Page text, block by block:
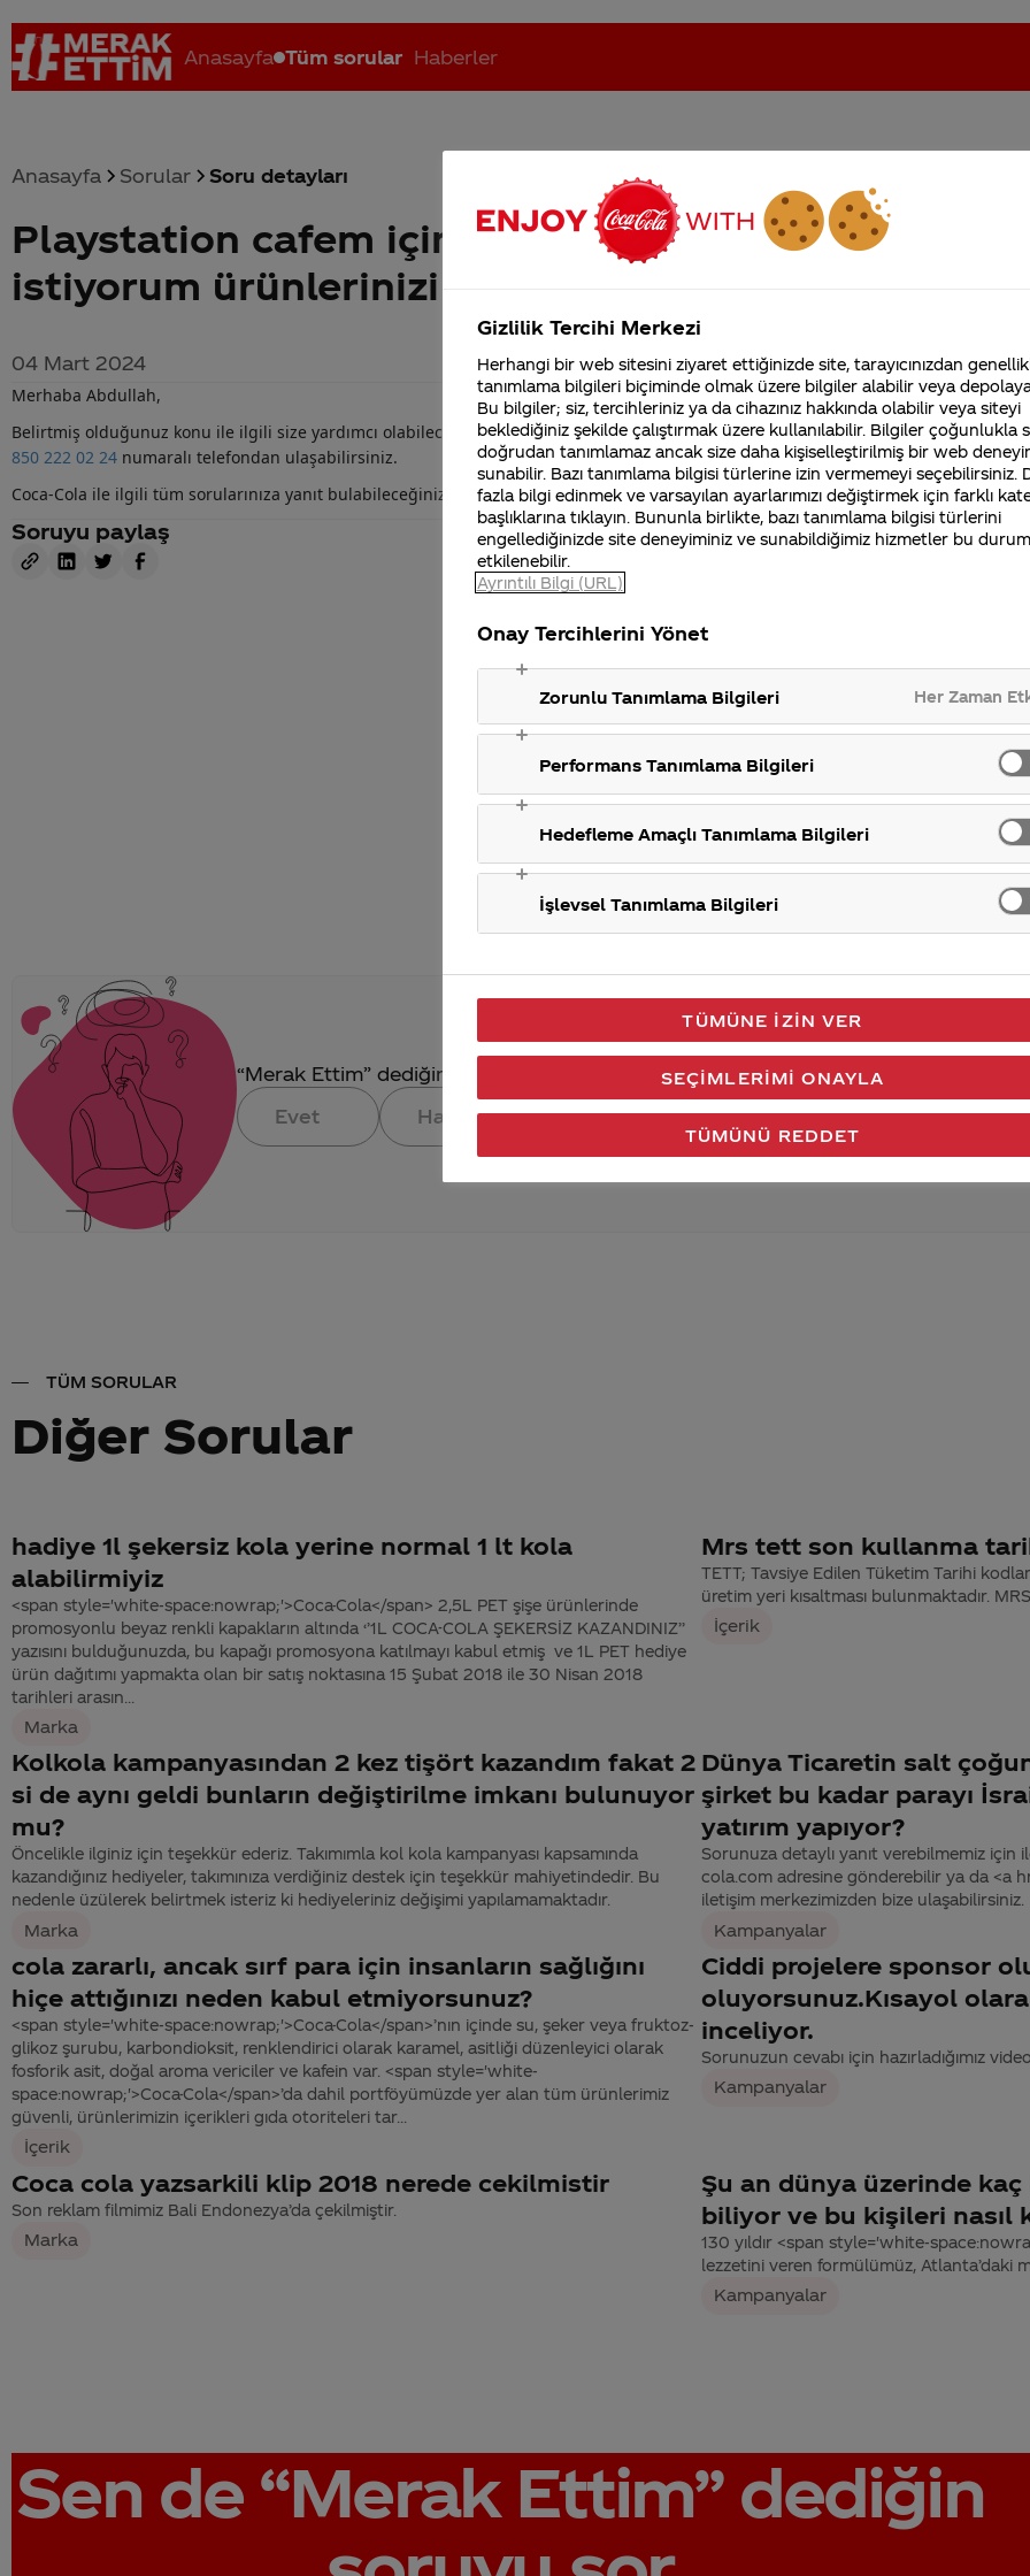
Anasayfa Tüm sorular Haberler
Coca-Cola nerenin malı? Coca cola İsrail malı mı Yani ... Coca-Cola'nın Filistin'de fabr... Coca-Cola’yı kim buldu?
Anasayfa Sorular Soru detayları
Playstation cafem için anlaşmalı dolap almak
istiyorum ürünlerinizi satmak maksadıyla
04 Mart 2024
Merhaba Abdullah,
Belirtmiş olduğunuz konu ile ilgili size yardımcı olabilecek en yetkili birim Müşteri İletişim Merkezimiz'dir. Müşteri İletişim
850 222 02 24 numaralı telefondan ulaşabilirsiniz.
Coca-Cola ile ilgili tüm sorularınıza yanıt bulabileceğiniz Merak Ettim sitemizi ziyaret ettiğiniz için teşekkür ederiz.
Soruyu paylaş Satış
“Merak Ettim” dediğin konuya verdiğimiz cevap aklındaki soru işaretlerini giderdi
Evet
Hayır Gönder
TÜM SORULAR
Diğer Sorular
hadiye 1l şekersiz kola yerine normal 1 lt kola
alabilirmiyiz
<span style='white-space:nowrap;'>Coca-Cola</span> 2,5L PET şişe ürünlerinde
promosyonlu beyaz renkli kapakların altında ‘’1L COCA-COLA ŞEKERSİZ KAZANDINIZ’’
yazısını bulduğunuzda, bu kapağı promosyona katılmayı kabul etmiş ve 1L PET hediye
ürün dağıtımı yapmakta olan bir satış noktasına 15 Şubat 2018 ile 30 Nisan 2018
tarihleri arasın...
Marka
Mrs tett son kullanma
TETT; Tavsiye Edilen Tüketim Tarihi
üretim yeri kısaltması bulunmaktadır.
İçerik
Kolkola kampanyasından 2 kez tişört kazandım fakat 2
si de aynı geldi bunların değiştirilme imkanı bulunuyor
mu?
Öncelikle ilginiz için teşekkür ederiz. Takımımla kol kola kampanyası kapsamında
kazandığınız hediyeler, takımınıza verdiğiniz destek için teşekkür mahiyetindedir. Bu
nedenle üzülerek belirtmek isteriz ki hediyeleriniz değişimi yapılamamaktadır.
Marka
Dünya Ticaretin salt
şirket bu kadar parayı
yatırım yapıyor?
Sorunuza detaylı yanıt verebilmemiz için
cola.com adresine gönderebilir ya da <a
iletişim merkezimizden bize ulaşabilirsiniz.
Kampanyalar
cola zararlı, ancak sırf para için insanların sağlığını
hiçe attığınızı neden kabul etmiyorsunuz?
<span style='white-space:nowrap;'>Coca-Cola</span>’nın içinde su, şeker veya fruktoz-
glikoz şurubu, karbondioksit, renklendirici olarak karamel, asitliği düzenleyici olarak
fosforik asit, doğal aroma vericiler ve kafein var. <span style='white-
space:nowrap;'>Coca-Cola</span>’da dahil portföyümüzde yer alan tüm ürünlerimiz
güvenli, ürünlerimizin içerikleri gıda otoriteleri tar...
İçerik
Ciddi projelere sponsor
oluyorsunuz.Kısayol
inceliyor.
Sorunuzun cevabı için hazırladığımız
Kampanyalar
Coca cola yazsarkili klip 2018 nerede cekilmistir
Son reklam filmimiz Bali Endonezya’da çekilmiştir.
Marka
Şu an dünya üzerinde kaç
biliyor ve bu kişileri nasıl
130 yıldır <span style='white-
lezzetini veren formülümüz, Atlanta’daki
Kampanyalar
Sen de “Merak Ettim”dediğin
Coca-Cola Şirketi
merak ettikleriniz.
Fabrikalarımız,
sertifikalarımız, faaliyet
gösterdiğimiz ülkeler,
tarihçemiz ve daha
Gizlilik Tercihi Merkezi
Herhangi bir web sitesini ziyaret ettiğinizde site, tarayıcınızdan
tanımlama bilgileri biçiminde olmak üzere bilgiler alabilir veya
Bu bilgiler; siz, tercihleriniz ya da cihazınız hakkında olabilir veya siteyi
beklediğiniz şekilde çalıştırmak üzere kullanılabilir. Bilgiler çoğunlukla
doğrudan tanımlamaz ancak size daha kişiselleştirilmiş bir web
sunabilir. Bazı tanımlama bilgisi türlerine izin vermemeyi seçebilirsiniz.
fazla bilgi edinmek ve varsayılan ayarlarımızı değiştirmek için farklı
başlıklarına tıklayın. Bununla birlikte, bazı tanımlama bilgisi türlerini
engellediğinizde site deneyiminiz ve sunabildiğimiz hizmetler bu
etkilenebilir.
Ayrıntılı Bilgi (URL)
Onay Tercihlerini Yönet
Zorunlu Tanımlama Bilgileri Her Zaman
Performans Tanımlama Bilgileri
Hedefleme Amaçlı Tanımlama Bilgileri
İşlevsel Tanımlama Bilgileri
TÜMÜNE İZIN VER
TÜMÜNÜ REDDET
SEÇIMLERIMI ONAYLA